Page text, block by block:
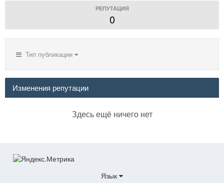
РЕПУТАЦИЯ
0
Тип публикации
Изменения репутации
Здесь ещё ничего нет
Язык